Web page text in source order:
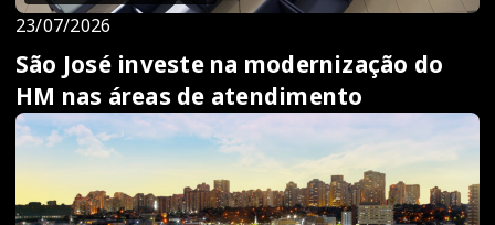
23/07/2026
São José investe na modernização do
HM nas áreas de atendimento